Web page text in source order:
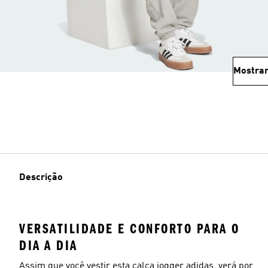
Descrição
VERSATILIDADE E CONFORTO PARA O
DIA A DIA